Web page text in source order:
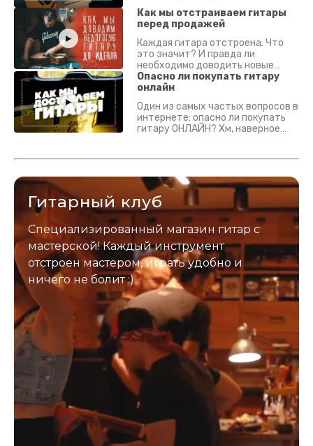
Как мы отстраиваем гитары
перед продажей
Каждая гитара отстроена. Что
это значит? И правда ли
необходимо доводить новые
гитары? Если кратко - да.
Подробно - в видео :)
Опасно ли покупать гитару
онлайн
Один из самых частых вопросов в
интернете: опасно ли покупать
гитару ОНЛАЙН? Хм, наверное
застрахован. Случись что -
Гитарный клуб
Специализированный магазин гитар с
мастерской! Каждый инструмент
отстроен мастером, играть удобно и
ничего не болит :)